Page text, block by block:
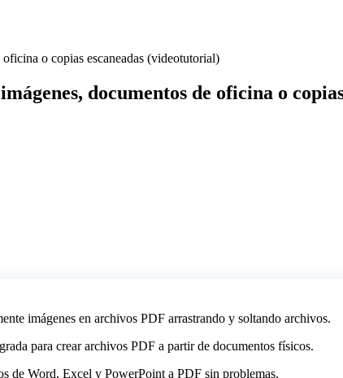
o copias escaneadas (videotutorial)
documentos de oficina o
imágenes en archivos PDF arrastrando y soltando archivos.
para crear archivos PDF a partir de documentos físicos.
de Word, Excel y PowerPoint a PDF sin problemas.